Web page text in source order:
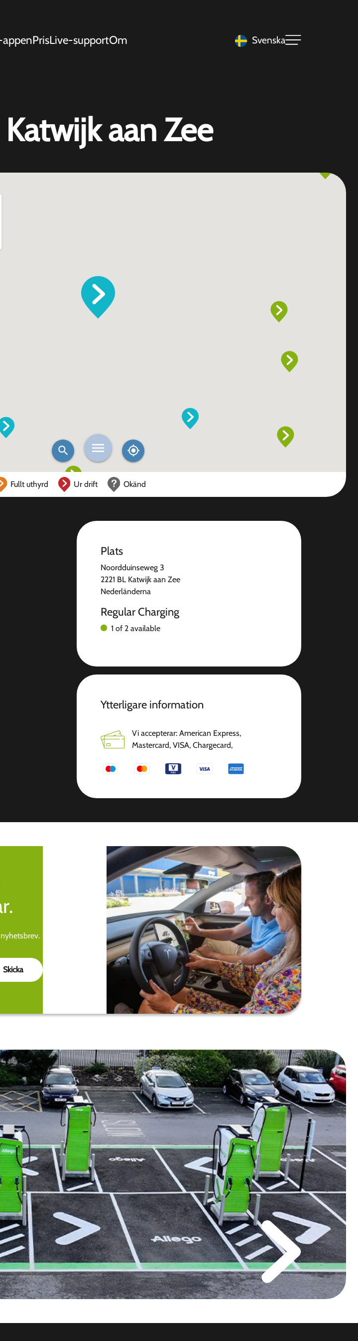
PrisLive-supportOm Svenska
aan Zee
Fullt uthyrd Ur drift Okänd
Plats
Noordduinseweg 3
2221 BL Katwijk aan Zee
Nederländerna
Regular Charging
1 of 2 available
Ytterligare information
Vi accepterar: American Express,
Mastercard, VISA, Chargecard,